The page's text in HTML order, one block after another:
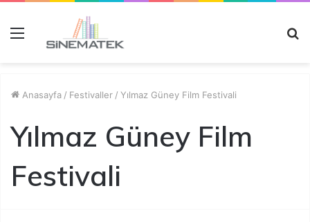
Anasayfa / Festivaller / Yılmaz Güney Film Festivali
Yılmaz Güney Film
Festivali